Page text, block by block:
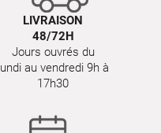
LIVRAISON
48/72H
Jours ouvrés du
lundi au vendredi 9h à
17h30